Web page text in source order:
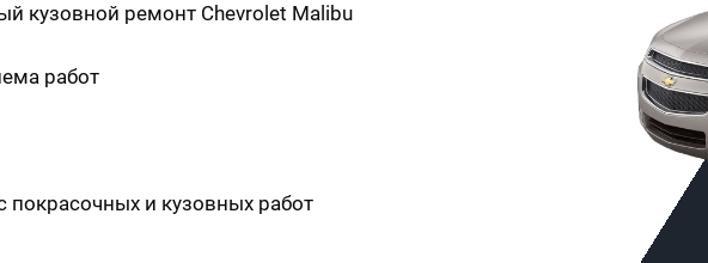
кузовной ремонт Chevrolet Malibu
работ
и кузовных работ